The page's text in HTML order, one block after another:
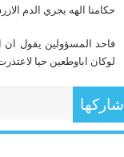
حكامنا الهه يجري الدم
فاحد المسؤولين يقول
لوكان اباوطعين حيا
شاركها